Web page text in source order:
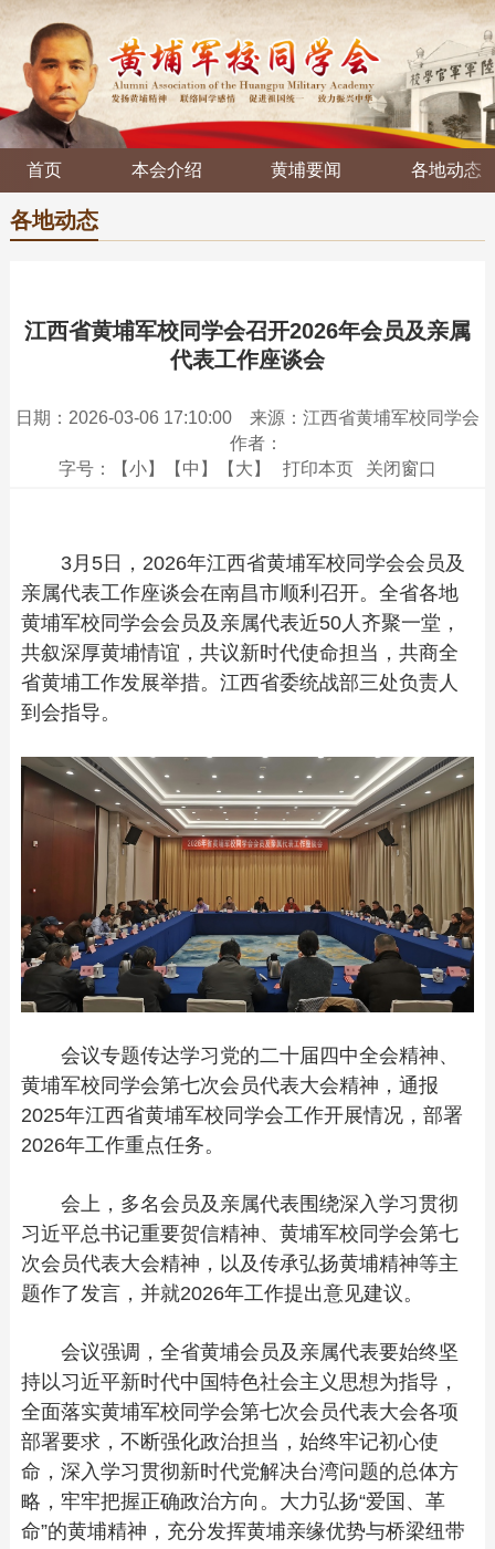
首页 本会介绍 黄埔要闻 各地动态
各地动态
江西省黄埔军校同学会召开2026年会员及亲属
代表工作座谈会
日期：2026-03-06 17:10:00
来源：江西省黄埔军校同学会
作者：
字号：
【小】 【中】 【大】 打印本页 关闭窗口
3月5日，2026年江西省黄埔军校同学会会员及
亲属代表工作座谈会在南昌市顺利召开。全省各地
黄埔军校同学会会员及亲属代表近50人齐聚一堂，
共叙深厚黄埔情谊，共议新时代使命担当，共商全
省黄埔工作发展举措。江西省委统战部三处负责人
到会指导。
会议专题传达学习党的二十届四中全会精神、
黄埔军校同学会第七次会员代表大会精神，通报
2025年江西省黄埔军校同学会工作开展情况，部署
2026年工作重点任务。
会上，多名会员及亲属代表围绕深入学习贯彻
习近平总书记重要贺信精神、黄埔军校同学会第七
次会员代表大会精神，以及传承弘扬黄埔精神等主
题作了发言，并就2026年工作提出意见建议。
会议强调，全省黄埔会员及亲属代表要始终坚
持以习近平新时代中国特色社会主义思想为指导，
全面落实黄埔军校同学会第七次会员代表大会各项
部署要求，不断强化政治担当，始终牢记初心使
命，深入学习贯彻新时代党解决台湾问题的总体方
略，牢牢把握正确政治方向。大力弘扬“爱国、革
命”的黄埔精神，充分发挥黄埔亲缘优势与桥梁纽带